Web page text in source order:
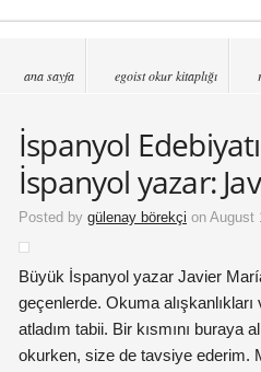
ana sayfa egoist okur kitaplığı
İspanyol
İspanyol yazar:
Posted by gülenay börekçi on August
Büyük İspanyol yazar Javier
geçenlerde. Okuma
atladım tabii. Bir kısmını buraya
okurken, size de tavsiye ederim.